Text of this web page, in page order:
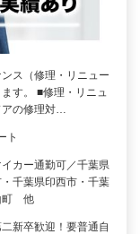
ス（修理・リニュー
す。 ■修理・リニュ
の修理対…
ト
カー通勤可／千葉県
千葉県印西市・千葉
町 他
新卒歓迎！要普通自